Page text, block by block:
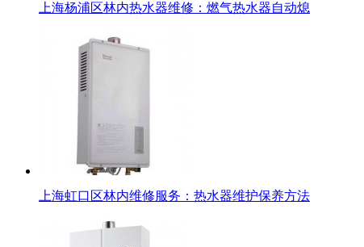
上海杨浦区林内热水器维修：燃气热水器自动熄
上海虹口区林内维修服务：热水器维护保养方法